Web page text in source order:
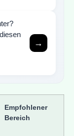
→
Empfohlener
Bereich